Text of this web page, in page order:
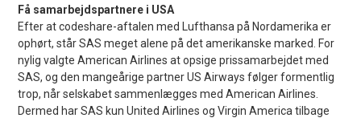
Få samarbejdspartnere i USA
Efter at codeshare-aftalen med Lufthansa på Nordamerika er
ophørt, står SAS meget alene på det amerikanske marked. For
nylig valgte American Airlines at opsige prissamarbejdet med
SAS, og den mangeårige partner US Airways følger formentlig
trop, når selskabet sammenlægges med American Airlines.
Dermed har SAS kun United Airlines og Virgin America tilbage